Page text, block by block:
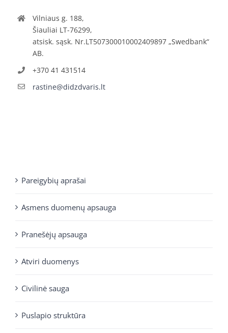
Vilniaus g. 188,
Šiauliai LT-76299,
atsisk. sąsk. Nr.LT507300010002409897 „Swedbank“
AB.
+370 41 431514
rastine@didzdvaris.lt
Pareigybių aprašai
Asmens duomenų apsauga
Pranešėjų apsauga
Atviri duomenys
Civilinė sauga
Puslapio struktūra